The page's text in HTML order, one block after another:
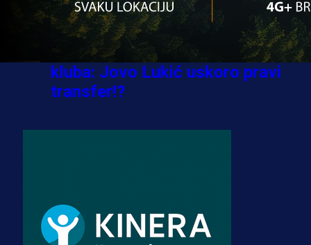
5 dan 6 h
A Selekcija
Stigla potvrda od predsjednika
kluba: Jovo Lukić uskoro pravi
transfer!?
dres BiH!
3 sedmica 5 dan